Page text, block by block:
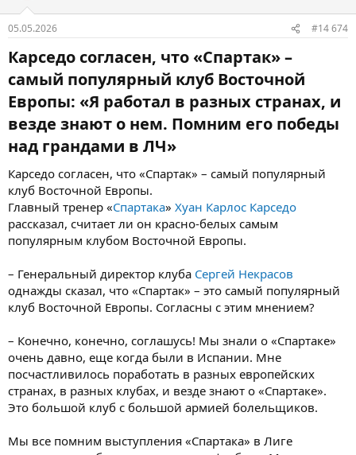
05.05.2026 #14 674
Карседо согласен, что «Спартак» –
самый популярный клуб Восточной
Европы: «Я работал в разных странах, и
везде знают о нем. Помним его победы
над грандами в ЛЧ»​
Карседо согласен, что «Спартак» – самый популярный
клуб Восточной Европы.
Главный тренер «Спартака» Хуан Карлос Карседо
рассказал, считает ли он красно-белых самым
популярным клубом Восточной Европы.
– Генеральный директор клуба Сергей Некрасов
однажды сказал, что «Спартак» – это самый популярный
клуб Восточной Европы. Согласны с этим мнением?
– Конечно, конечно, соглашусь! Мы знали о «Спартаке»
очень давно, еще когда были в Испании. Мне
посчастливилось поработать в разных европейских
странах, в разных клубах, и везде знают о «Спартаке».
Это большой клуб с большой армией болельщиков.
Мы все помним выступления «Спартака» в Лиге